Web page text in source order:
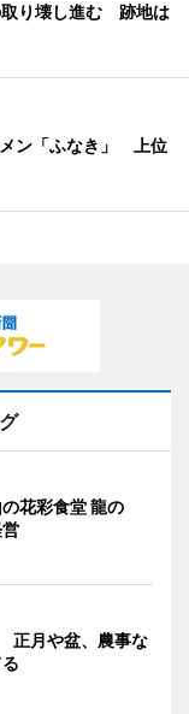
取り壊し進む 跡地は
ン「ふなき」 上位
花彩食堂 龍の
正月や盆、農事な